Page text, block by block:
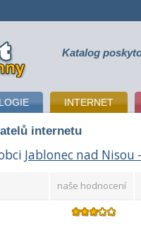
Katalog
INTERNET
internetu
Jablonec nad Nisou
naše hodnocení